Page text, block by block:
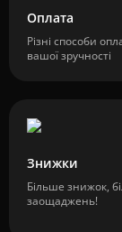
Оплата
Різні способи
вашої зручності
Знижки
Більше знижок,
заощаджень!